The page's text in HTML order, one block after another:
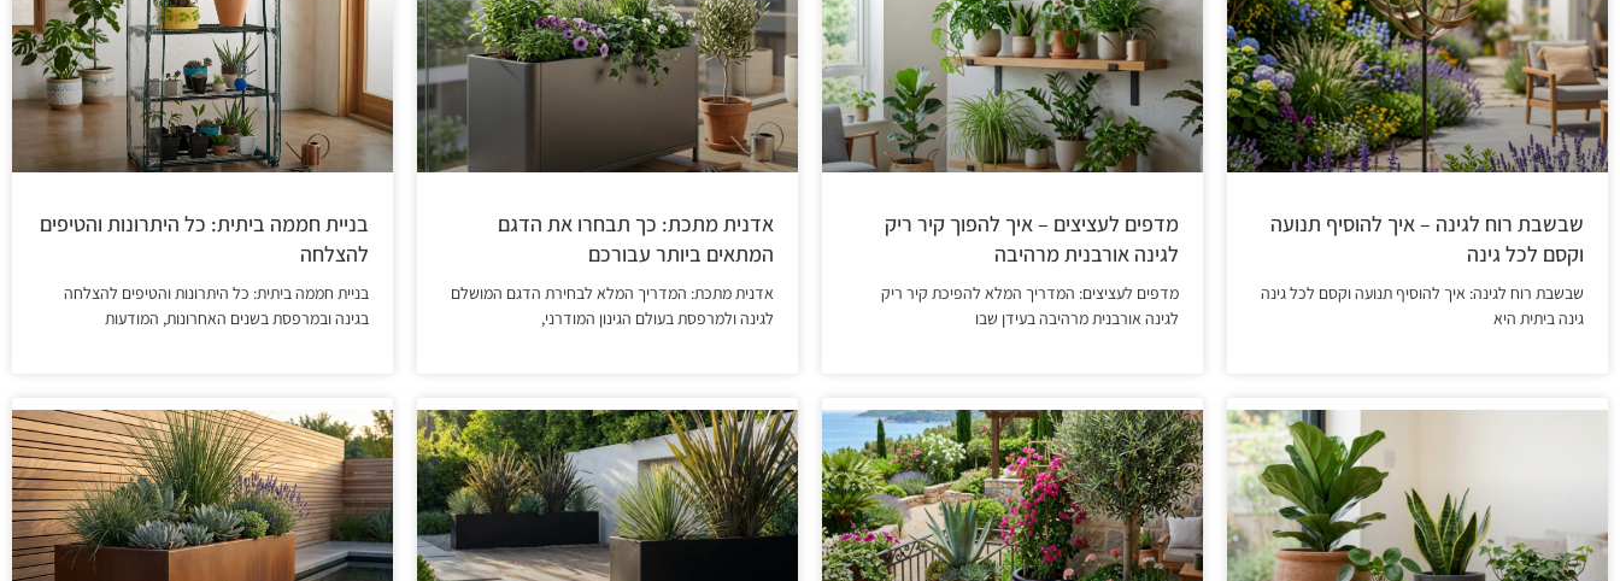
שבשבת רוח לגינה – איך להוסיף תנועה
וקסם לכל גינה
שבשבת רוח לגינה: איך להוסיף תנועה וקסם לכל גינה
גינה ביתית היא
מדפים לעציצים – איך להפוך קיר ריק
לגינה אורבנית מרהיבה
מדפים לעציצים: המדריך המלא להפיכת קיר ריק
לגינה אורבנית מרהיבה בעידן שבו
אדנית מתכת: כך תבחרו את הדגם
המתאים ביותר עבורכם
אדנית מתכת: המדריך המלא לבחירת הדגם המושלם
לגינה ולמרפסת בעולם הגינון המודרני,
בניית חממה ביתית: כל היתרונות והטיפים
להצלחה
בניית חממה ביתית: כל היתרונות והטיפים להצלחה
בגינה ובמרפסת בשנים האחרונות, המודעות